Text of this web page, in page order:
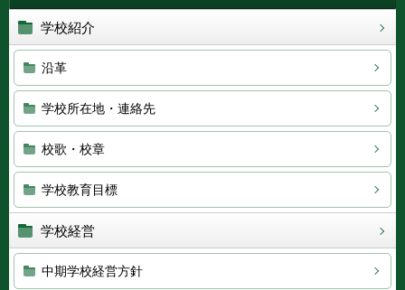
学校紹介
沿革
学校所在地・連絡先
校歌・校章
学校教育目標
学校経営
中期学校経営方針